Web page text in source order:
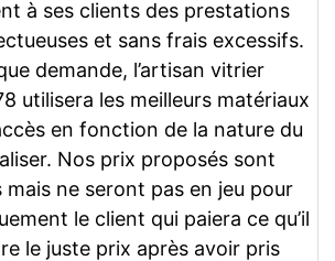
à ses clients des prestations
et sans frais excessifs.
demande, l’artisan vitrier
utilisera les meilleurs matériaux
en fonction de la nature du
Nos prix proposés sont
mais ne seront pas en jeu pour
le client qui paiera ce qu’il
le juste prix après avoir pris